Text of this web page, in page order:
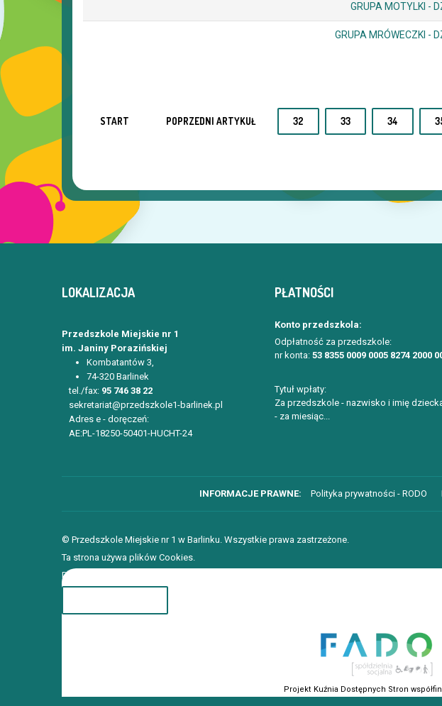
GRUPA MOTYLKI -
GRUPA MRÓWECZKI -
START POPRZEDNI ARTYKUŁ 32 33 34
LOKALIZACJA
Przedszkole Miejskie nr 1
im. Janiny Porazińskiej
Kombatantów 3,
74-320 Barlinek
tel./fax: 95 746 38 22
sekretariat@przedszkole1-barlinek.pl
Adres e - doręczeń:
AE:PL-18250-50401-HUCHT-24
PŁATNOŚCI
Konto przedszkola:
Odpłatność za przedszkole:
nr konta: 53 8355 0009 0005 8274 2000
Tytuł wpłaty:
Za przedszkole - nazwisko i imię
- za miesiąc...
Polityka prywatności - RODO
© Przedszkole Miejskie nr 1 w Barlinku. Wszystkie prawa zastrzeżone.
Ta strona używa plików Cookies.
Dowiedz się więcej o celu ich używania i możliwości zmiany ustawień Cookies w
Projekt Kuźnia Dostępnych Stron